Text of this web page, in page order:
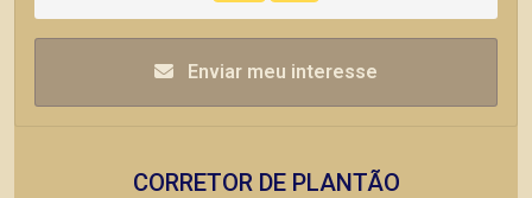
Enviar meu interesse
CORRETOR DE PLANTÃO